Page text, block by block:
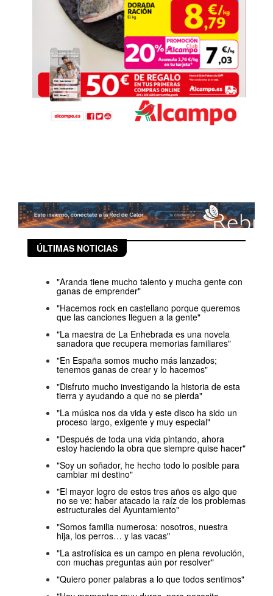
ÚLTIMAS NOTICIAS
"Aranda tiene mucho talento y mucha gente con
ganas de emprender"
"Hacemos rock en castellano porque queremos
que las canciones lleguen a la gente"
"La maestra de La Enhebrada es una novela
sanadora que recupera memorias familiares"
"En España somos mucho más lanzados;
tenemos ganas de crear y lo hacemos"
"Disfruto mucho investigando la historia de esta
tierra y ayudando a que no se pierda"
"La música nos da vida y este disco ha sido un
proceso largo, exigente y muy especial"
"Después de toda una vida pintando, ahora
estoy haciendo la obra que siempre quise hacer"
"Soy un soñador, he hecho todo lo posible para
cambiar mi destino"
"El mayor logro de estos tres años es algo que
no se ve: haber atacado la raíz de los problemas
estructurales del Ayuntamiento"
"Somos familia numerosa: nosotros, nuestra
hija, los perros… y las vacas"
"La astrofísica es un campo en plena revolución,
con muchas preguntas aún por resolver"
"Quiero poner palabras a lo que todos sentimos"